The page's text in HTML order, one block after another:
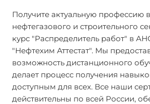
Получите актуальную профессию
нефтегазового и строительного
курс "Распределитель работ" в
"Нефтехим Аттестат". Мы
возможность дистанционного
делает процесс получения
доступным для всех. Все наши
действительны по всей России,